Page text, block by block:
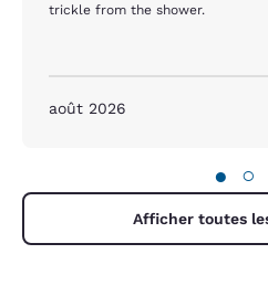
trickle from the shower.
août 2026
● ○
Afficher toutes